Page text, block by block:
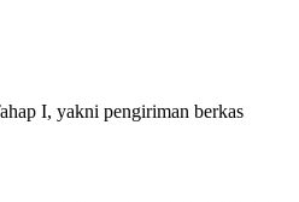
I, yakni pengiriman berkas